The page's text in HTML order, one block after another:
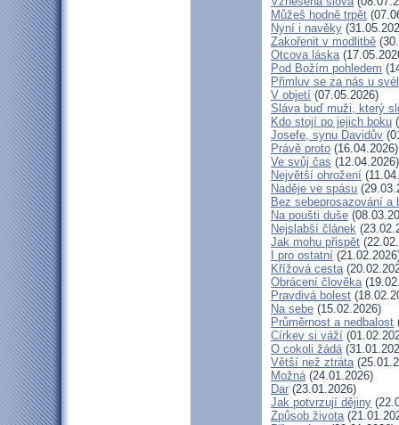
Můžeš hodně trpět
Nyní i navěky
Zakořenit v modlitbě
Otcova láska
Pod Božím pohledem
Přimluv se za nás u
V objetí (07.05.2026)
Sláva buď muži, který
Kdo stojí po jejich boku
Josefe, synu Davidův
Právě proto (16.04.2026)
Ve svůj čas (12.04.2026)
Největší ohrožení
Naděje ve spásu
Bez sebeprosazování a
Na poušti duše
Nejslabší článek
Jak mohu přispět
I pro ostatní
Křížová cesta
Obrácení člověka
Pravdivá bolest
Na sebe (15.02.2026)
Průměrnost a nedbalost
Církev si váží
O cokoli žádá
Větší než ztráta
Možná(24.01.2026)
Dar (23.01.2026)
Jak potvrzují dějiny
Způsob života